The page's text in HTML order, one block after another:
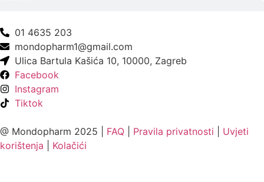
01 4635 203
mondopharm1@gmail.com
Ulica Bartula Kašića 10, 10000, Zagreb
Facebook
Instagram
Tiktok
@ Mondopharm 2025 | FAQ Pravila privatnosti
Uvjeti
korištenja
Kolačići